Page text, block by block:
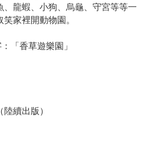
龍蝦、小狗、烏龜、守宮等等一
家裡開動物園。
「香草遊樂園」
續出版）